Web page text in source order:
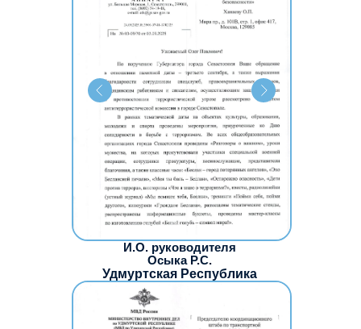
И.О. руководителя
Осыка Р.С.
Удмуртская Республика